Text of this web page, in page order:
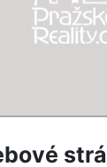
/ louka /